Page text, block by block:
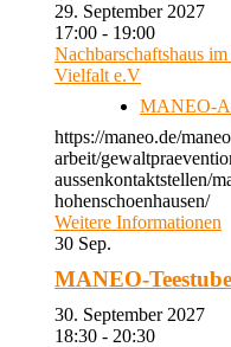
29. September 2027
17:00 - 19:00
Nachbarschaftshaus
Vielfalt e.V
MANEO-
https://maneo.de/
arbeit/
aussenkontaktstellen/
hohenschoenhausen/
Weitere Informationen
30 Sep.
MANEO-
30. September 2027
18:30 - 20:30